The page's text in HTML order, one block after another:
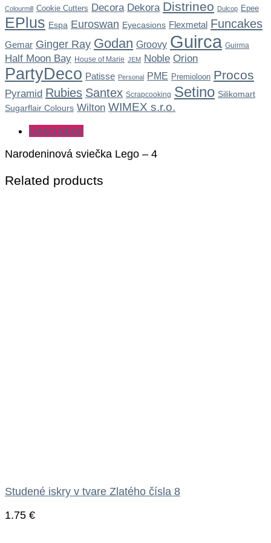
Colourmill Cookie Cutters Decora Dekora Distrineo Dulcop Epee
EPlus Espa Euroswan Eyecasions Flexmetal Funcakes
Gemar Ginger Ray Godan Groovy Guirca Guirma
Half Moon Bay House of Marie JEM Noble Orion
PartyDeco Patisse Personal PME Premioloon Procos
Pyramid Rubies Santex Scrapcooking Setino Silikomart
Sugarflair Colours Wilton WIMEX s.r.o.
Description
Narodeninová sviečka Lego – 4
Related products
Studené iskry v tvare Zlatého čísla 8
1.75 €